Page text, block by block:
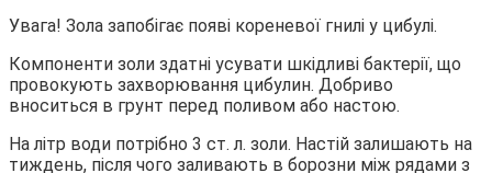
Увага! Зола запобігає появі кореневої гнилі у цибулі.
Компоненти золи здатні усувати шкідливі бактерії, що
провокують захворювання цибулин. Добриво
вноситься в грунт перед поливом або настою.
На літр води потрібно 3 ст. л. золи. Настій залишають на
тиждень, після чого заливають в борозни між рядами з